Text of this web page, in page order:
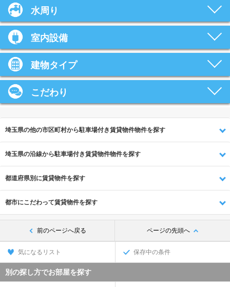
水周り
室内設備
建物タイプ
こだわり
埼玉県の他の市区町村から駐車場付き賃貸物件物件を探す
埼玉県の沿線から駐車場付き賃貸物件物件を探す
都道府県別に賃貸物件を探す
都市にこだわって賃貸物件を探す
前のページへ戻る ページの先頭へ
気になるリスト 保存中の条件
別の探し方でお部屋を探す